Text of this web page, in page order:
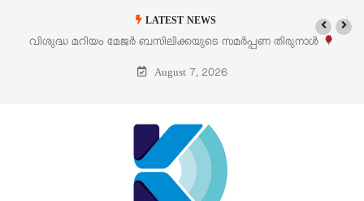
LATEST NEWS
തിരുനാൾ
‘പെറ്റൽസ്’ ലൈഫ് സ്റ്റൈൽ എക്സിബിഷനും സെയിലും
പെരുമാനൂരിൽ
August 7, 2026